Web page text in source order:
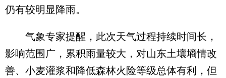
仍有较明显降雨。
气象专家提醒，此次天气过程持续时间长，
影响范围广，累积雨量较大，对山东土壤墒情改
善、小麦灌浆和降低森林火险等级总体有利，但